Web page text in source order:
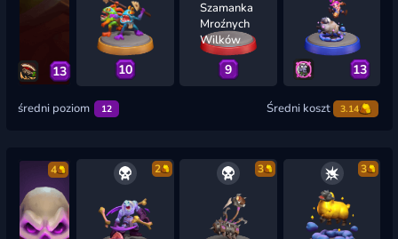
13 10 9 13
średni poziom 12 Średni koszt 3.14
4 2 3 3